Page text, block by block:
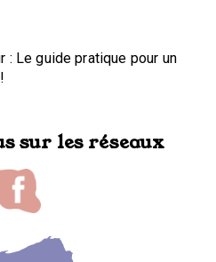
: Le guide pratique pour un
sur les réseaux